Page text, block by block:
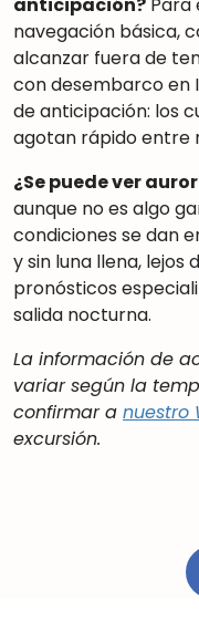
anticipación? Para
navegación básica,
alcanzar fuera de
con desembarco en
de anticipación: los
agotan rápido entre
¿Se puede ver
aunque no es algo
condiciones se dan
y sin luna llena, lejos
pronósticos
salida nocturna.
La información de
variar según la
confirmar a nuestro
excursión.